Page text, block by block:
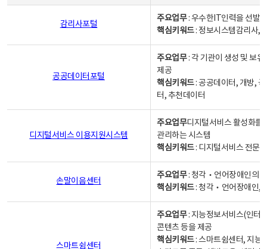
감리사포털
주요업무: 우수한IT인력을 선발
핵심키워드: 정보시스템감리사,
공공데이터포털
주요업무: 각 기관이 생성 및 보
제공
핵심키워드: 공공데이터, 개방,
터, 추천데이터
디지털서비스 이용지원시스템
주요업무디지털서비스 활성화를
관리하는 시스템
핵심키워드: 디지털서비스 전문
손말이음센터
주요업무: 청각‧언어장애인의
핵심키워드: 청각‧언어장애인,
스마트쉼센터
주요업무: 지능정보서비스(인터
콘텐츠 등을 제공
핵심키워드: 스마트쉼센터, 지능